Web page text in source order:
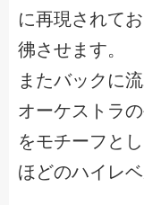
に再現されて
彿させます。
またバックに
オーケストラ
をモチーフと
ほどのハイレ